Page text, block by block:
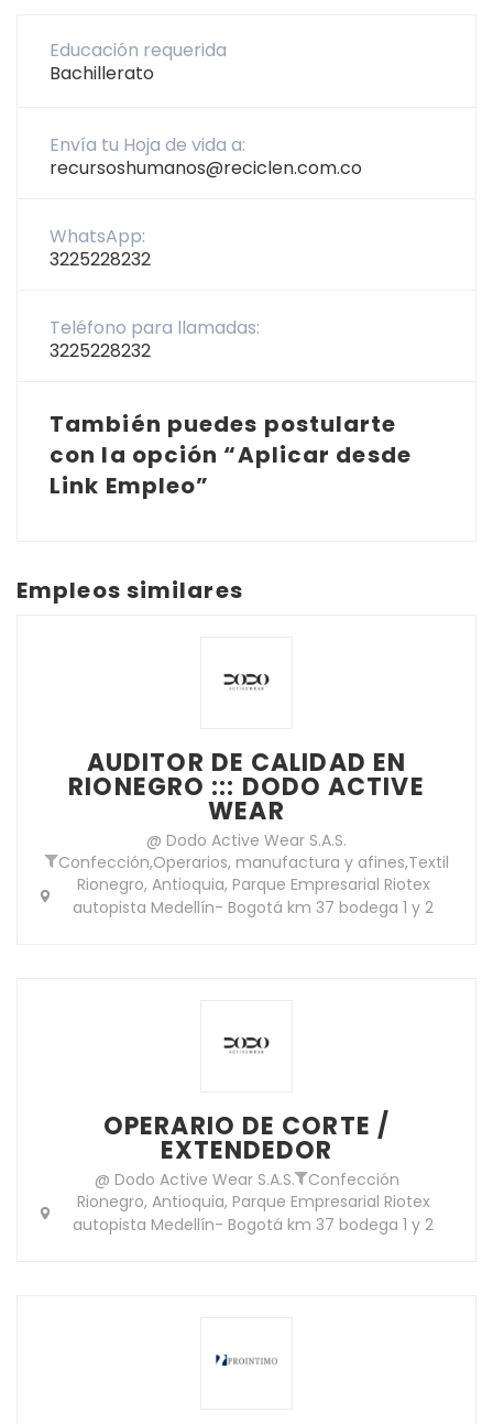
Educación requerida
Bachillerato
Envía tu Hoja de vida a:
recursoshumanos@reciclen.com.co
WhatsApp:
3225228232
Teléfono para llamadas:
3225228232
También puedes postularte
con la opción “Aplicar desde
Link Empleo”
Empleos similares
AUDITOR DE CALIDAD EN
RIONEGRO ::: DODO ACTIVE
WEAR
@ Dodo Active Wear S.A.S.
Confección,Operarios, manufactura y afines,Textil
Rionegro, Antioquia, Parque Empresarial Riotex
autopista Medellín- Bogotá km 37 bodega 1 y 2
OPERARIO DE CORTE /
EXTENDEDOR
@ Dodo Active Wear S.A.S.
Confección
Rionegro, Antioquia, Parque Empresarial Riotex
autopista Medellín- Bogotá km 37 bodega 1 y 2